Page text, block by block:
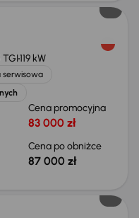
TGI119 kW
serwisowa
Cena promocyjna
83 000 zł
Cena po obniżce
87 000 zł